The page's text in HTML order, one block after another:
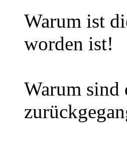
Warum ist
worden ist!
Warum sind